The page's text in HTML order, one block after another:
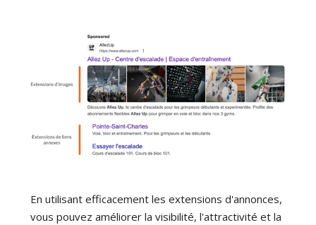
En utilisant efficacement les extensions d'annonces,
vous pouvez améliorer la visibilité, l'attractivité et la